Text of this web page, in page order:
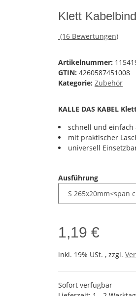
Klett
(16 Bewertungen)
Artikelnummer:
GTIN: 4260587451008
Kategorie: Zubehör
KALLE DAS KABEL
schnell und einfach
mit praktischer
universell
Ausführung
1,19 €
inkl. 19% USt. , zzgl.
Sofort verfügbar